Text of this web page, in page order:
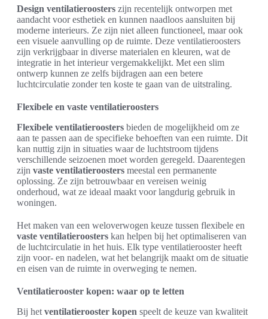
Design ventilatieroosters zijn recentelijk ontworpen met
aandacht voor esthetiek en kunnen naadloos aansluiten bij
moderne interieurs. Ze zijn niet alleen functioneel, maar ook
een visuele aanvulling op de ruimte. Deze ventilatieroosters
zijn verkrijgbaar in diverse materialen en kleuren, wat de
integratie in het interieur vergemakkelijkt. Met een slim
ontwerp kunnen ze zelfs bijdragen aan een betere
luchtcirculatie zonder ten koste te gaan van de uitstraling.
Flexibele en vaste ventilatieroosters
Flexibele ventilatieroosters bieden de mogelijkheid om ze
aan te passen aan de specifieke behoeften van een ruimte. Dit
kan nuttig zijn in situaties waar de luchtstroom tijdens
verschillende seizoenen moet worden geregeld. Daarentegen
zijn vaste ventilatieroosters meestal een permanente
oplossing. Ze zijn betrouwbaar en vereisen weinig
onderhoud, wat ze ideaal maakt voor langdurig gebruik in
woningen.
Het maken van een weloverwogen keuze tussen flexibele en
vaste ventilatieroosters kan helpen bij het optimaliseren van
de luchtcirculatie in het huis. Elk type ventilatierooster heeft
zijn voor- en nadelen, wat het belangrijk maakt om de situatie
en eisen van de ruimte in overweging te nemen.
Ventilatierooster kopen: waar op te letten
Bij het ventilatierooster kopen speelt de keuze van kwaliteit